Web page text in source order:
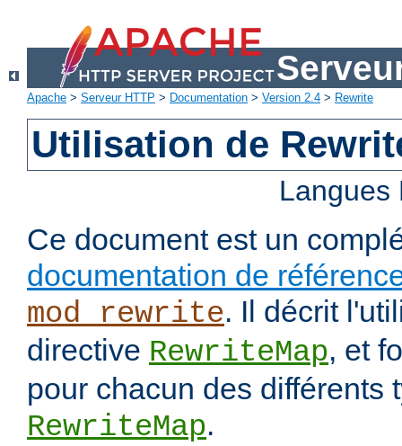
Apache > Serveur HTTP > Documentation > Version 2.4 > Rewrite
Utilisation de
Ce document est un
documentation de
mod_rewrite. Il décrit
directive RewriteMap, et
pour chacun des différents
RewriteMap.